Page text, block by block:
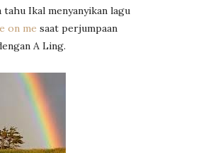
tahu Ikal menyanyikan lagu
on me saat perjumpaan
A Ling.